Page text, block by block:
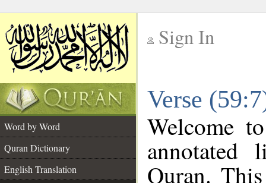
Sign In
Verse
Word by Word
Quran Dictionary
English Translation
Welcome
annotated
Quran.